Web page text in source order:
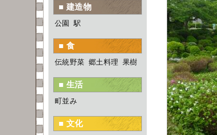
■ 建造物
公園 駅
■ 食
伝統野菜 郷土料理 果樹
■ 生活
町並み
■ 文化